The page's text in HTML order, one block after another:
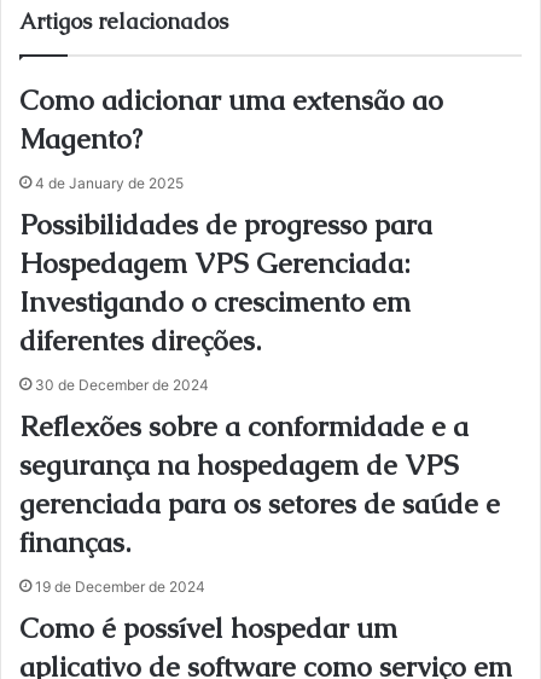
Artigos relacionados
Como adicionar uma extensão ao
Magento?
4 de January de 2025
Possibilidades de progresso para
Hospedagem VPS Gerenciada:
Investigando o crescimento em
diferentes direções.
30 de December de 2024
Reflexões sobre a conformidade e a
segurança na hospedagem de VPS
gerenciada para os setores de saúde e
finanças.
19 de December de 2024
Como é possível hospedar um
aplicativo de software como serviço em